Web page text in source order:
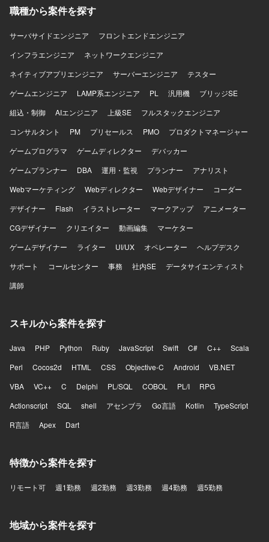
Manager、SKYSEA、Exchange Server（オンプレ）などの
Microsoft系ソリューションを利用しています。
【開発環境】 AWS、AliCloud、Azure、Windows Server、
Microsoft SQL Server、JP1、Grafana、CloudWatch、Git、
Terraform、Ansible、PowerShell、GitHub Actionsなどの環
境で業務を行います。
職種から案件を探す
サーバサイドエンジニア
フロントエンドエンジニア
インフラエンジニア
ネットワークエンジニア
ネイティブアプリエンジニア
サーバーエンジニア
テスター
ゲームエンジニア
LAMP系エンジニア PL 汎用機
ブリッジSE
組込・制御
AIエンジニア 上級SE
フルスタックエンジニア
コンサルタント
PM プリセールス PMO
プロダクトマネージャー
ゲームプログラマ
ゲームディレクター
デバッカー
ゲームプランナー
DBA 運用・監視 プランナー
アナリスト
Webマーケティング
Webディレクター Webデザイナー
コーダー
デザイナー
Flash イラストレーター マークアップ
アニメーター
CGデザイナー
クリエイター 動画編集
マーケター
ゲームデザイナー
ライター UI/UX オペレーター
ヘルプデスク
サポート
コールセンター 事務 社内SE
データサイエンティスト
講師
スキルから案件を探す
Java PHP Python Ruby JavaScript Swift C# C++
Scala
Perl
Cocos2d HTML CSS Objective-C Android
VB.NET
VBA
VC++ C Delphi PL/SQL COBOL PL/I
RPG
Actionscript
SQL shell アセンブラ Go言語 Kotlin
TypeScript
R言語
Apex Dart
特徴から案件を探す
リモート可 週1勤務 週2勤務 週3勤務 週4勤務 週5勤務
地域から案件を探す